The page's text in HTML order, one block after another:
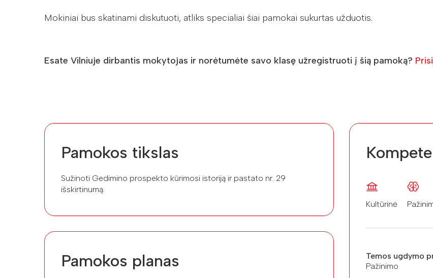
Mokiniai bus skatinami diskutuoti, atliks specialiai šiai pamokai sukurtas užduotis.
Esate Vilniuje dirbantis mokytojas ir norėtumėte savo klasę užregistruoti į šią pamoką?
Pamokos tikslas
Sužinoti Gedimino prospekto kūrimosi istoriją ir pastato nr. 29
išskirtinumą.
Pamokos planas
Kultūrinė
Temos ugdymo
Pažinimo